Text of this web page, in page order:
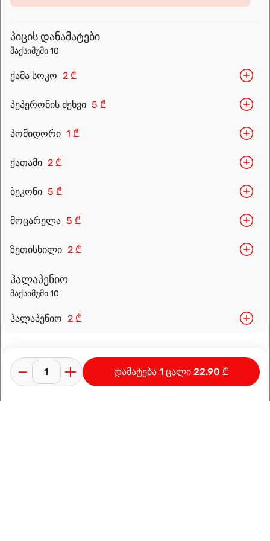
prepared for you. Choose the nearest location and explore the
პიცის დანამატები
მაქსიმუმი 10
ქამა სოკო 2 ₾
პეპერონის ძეხვი 5 ₾
პომიდორი 1 ₾
ქათამი 2 ₾
ბეკონი 5 ₾
მოცარელა 5 ₾
ზეთისხილი 2 ₾
ჰალაპენიო
მაქსიმუმი 10
ჰალაპენიო 2 ₾
დამატება 1 ცალი 22.90 ₾